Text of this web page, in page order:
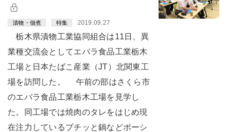
漬物・佃煮 特集 2019.09.27
栃木県漬物工業協同組合は11日、異
業種交流会としてエバラ食品工業栃木
工場と日本たばこ産業（JT）北関東工
場を訪問した。 午前の部はさくら市
のエバラ食品工業栃木工場を見学し
た。同工場では焼肉のタレをはじめ現
在注力しているプチッと鍋などポーシ